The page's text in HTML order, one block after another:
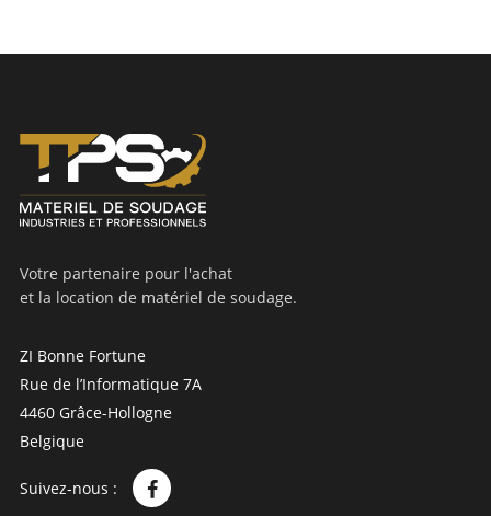
Votre partenaire pour l'achat
et la location de matériel de soudage.
ZI Bonne Fortune
Rue de l’Informatique 7A
4460 Grâce-Hollogne
Belgique
Suivez-nous :